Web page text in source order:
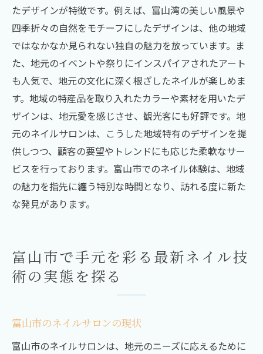
たデザインが特徴です。例えば、富山湾の美しい風景や
四季折々の自然をモチーフにしたデザインは、他の地域
ではなかなか見られない独自の魅力を放っています。ま
た、地元のイベントや祭りにインスパイアされたアート
も人気で、地元の文化に深く根ざしたネイルが楽しめま
す。地域の特産品を取り入れたカラーや素材を用いたデ
ザインは、地元愛を感じさせ、観光客にも好評です。地
元のネイルサロンは、こうした地域特有のデザインを提
供しつつ、顧客の要望やトレンドにも応じた柔軟なサー
ビスを行っております。富山市でのネイル体験は、地域
の魅力を指先に纏う特別な時間となり、訪れる度に新た
な発見があります。
富山市で手元を彩る最新ネイル技
術の実態を探る
富山市のネイルサロンの現状
富山市のネイルサロンは、地元のニーズに応えるために